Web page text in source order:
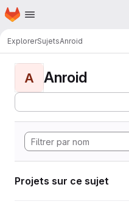
Passer au contenu principal
Page d'accueil
ExplorerSujetsAnroid
A Anroid
Projets sur ce sujet